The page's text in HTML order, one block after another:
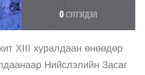
0СЭТГЭГДЭЛ
XIII хуралдаан өнөөдөр
Нийслэлийн Засаг